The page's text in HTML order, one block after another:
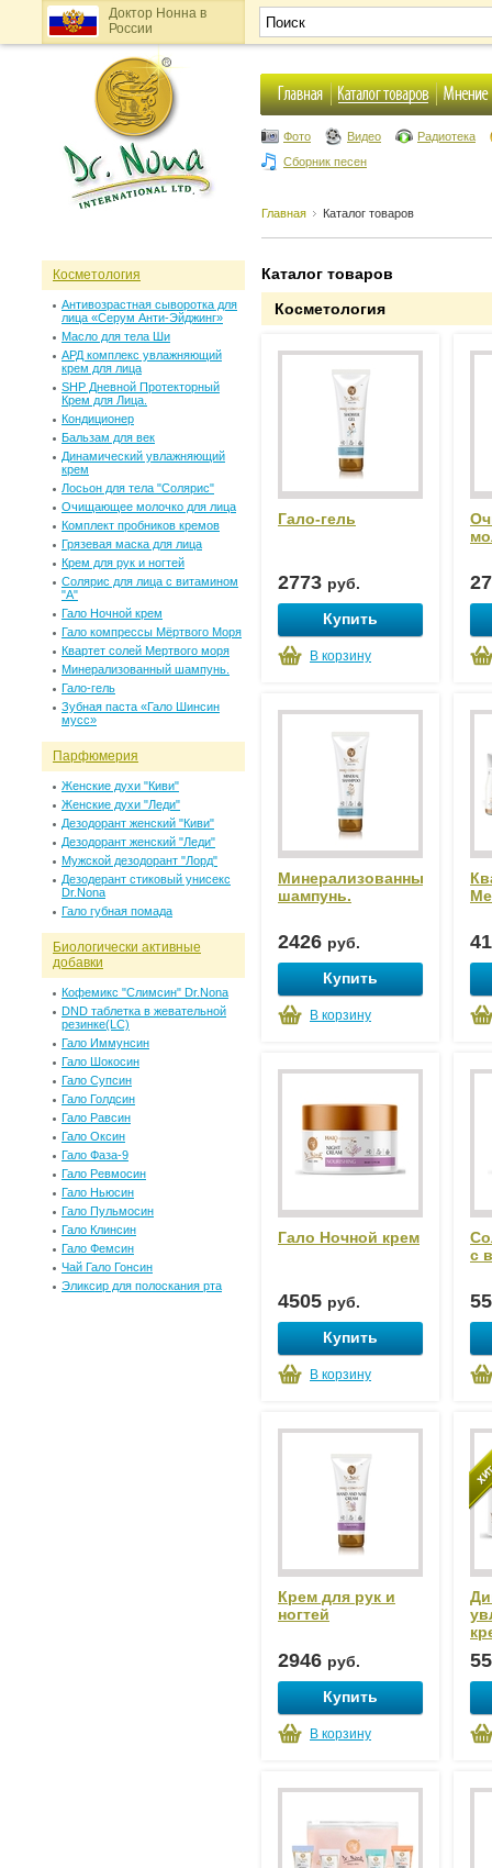
Доктор Нонна в
России
Фото Видео
Радиотека
Сборник песен
Главная Каталог товаров
Косметология
Антивозрастная сыворотка для
лица «Серум Анти-Эйджинг»
Масло для тела Ши
АРД комплекс увлажняющий
крем для лица
SHP Дневной Протекторный
Крем для Лица.
Кондиционер
Бальзам для век
Динамический увлажняющий
крем
Лосьон для тела "Солярис"
Очищающее молочко для лица
Комплект пробников кремов
Грязевая маска для лица
Крем для рук и ногтей
Солярис для лица c витамином
"А"
Гало Ночной крем
Гало компрессы Мёртвого Моря
Квартет солей Мертвого моря
Минерализованный шампунь.
Гало-гель
Зубная паста «Гало Шинсин
мусс»
Парфюмерия
Женские духи "Киви"
Женские духи "Леди"
Дезодорант женский "Киви"
Дезодорант женский "Леди"
Мужской дезодорант "Лорд"
Дезодерант стиковый унисекс
Dr.Nona
Гало губная помада
Биологически активные
добавки
Кофемикс "Слимсин" Dr.Nona
DND таблетка в жевательной
резинке(LC)
Гало Иммунсин
Гало Шокосин
Гало Супсин
Гало Голдсин
Гало Равсин
Гало Оксин
Гало Фаза-9
Гало Ревмосин
Гало Ньюсин
Гало Пульмосин
Гало Клинсин
Гало Фемсин
Чай Гало Гонсин
Эликсир для полоскания рта
Каталог товаров
Косметология
Гало-гель
2773 руб.
Купить
В корзину
Минерализованный
шампунь.
2426 руб.
Купить
В корзину
Гало Ночной крем
4505 руб.
Купить
В корзину
c
Крем для рук и
ногтей
2946 руб.
Купить
В корзину